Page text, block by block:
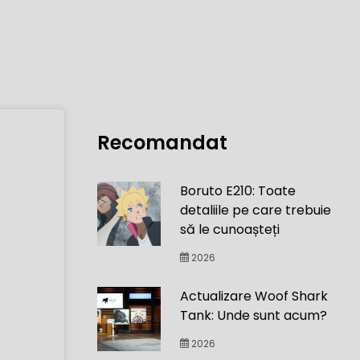
Recomandat
Boruto E210: Toate
detaliile pe care trebuie
să le cunoașteți
2026
Actualizare Woof Shark
Tank: Unde sunt acum?
2026